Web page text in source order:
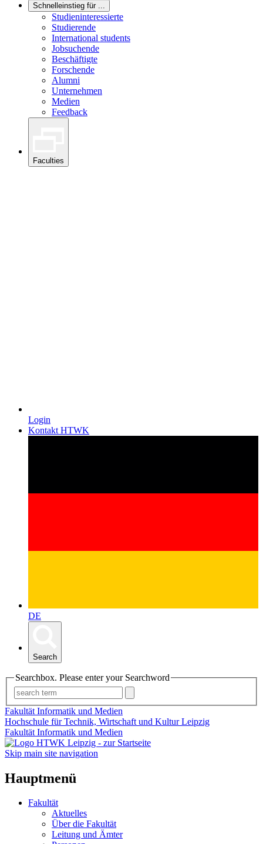
Schnelleinstieg für ...
Studieninteressierte
Studierende
International students
Jobsuchende
Beschäftigte
Forschende
Alumni
Unternehmen
Medien
Feedback
Faculties
Login
Kontakt HTWK
DE
Search
Searchbox. Please enter your Searchword
Fakultät Informatik und Medien
Hochschule für Technik, Wirtschaft und Kultur Leipzig
Fakultät Informatik und Medien
Skip main site navigation
Hauptmenü
Fakultät
Aktuelles
Über die Fakultät
Leitung und Ämter